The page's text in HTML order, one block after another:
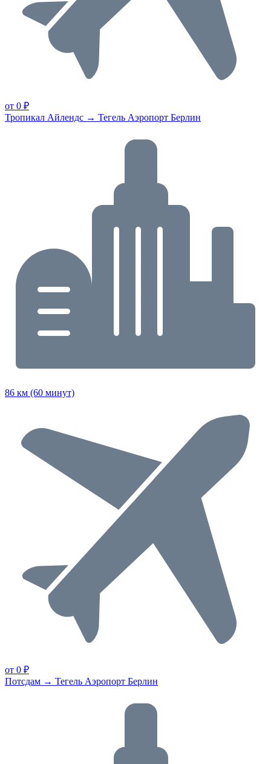
от 0 ₽
Тропикал Айлендс → Тегель Аэропорт Берлин
86 км (60 минут)
от 0 ₽
Потсдам → Тегель Аэропорт Берлин